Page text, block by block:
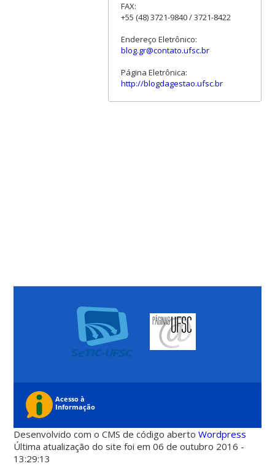
FAX:
+55 (48) 3721-9840 / 3721-8422
Endereço Eletrônico:
blog.gr@contato.ufsc.br
Página Eletrônica:
http://blogdagestao.ufsc.br
Desenvolvido com o CMS de código abertoWordpress
Última atualização do site foi em 06 de outubro 2016 -
13:29:13